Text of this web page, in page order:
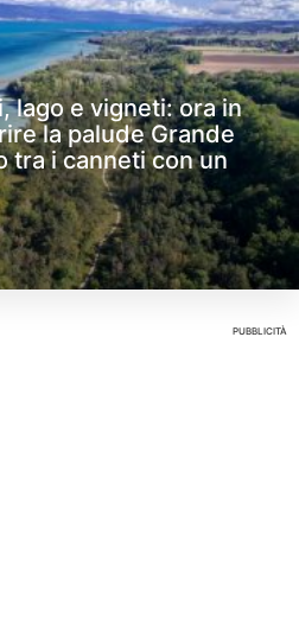
lago e vigneti: ora in
la palude Grande
tra i canneti con un
PUBBLICITÀ